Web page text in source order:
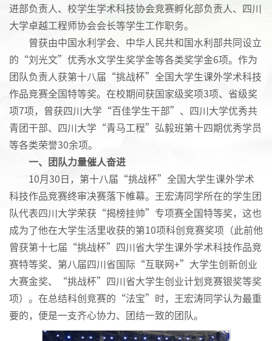
进部负责人、校学生学术科技协会竞赛孵化部负责人、四川
大学卓越工程师协会会长等学生工作职务。
曾获由中国水利学会、中华人民共和国水利部共同设立
的“刘光文”优秀水文学生奖学金等各类奖学金6项。作为
团队负责人获第十八届“挑战杯”全国大学生课外学术科技
作品竞赛全国特等奖。在校期间获国家级奖项3项、省级奖
项7项，曾获四川大学“百佳学生干部”、四川大学优秀共
青团干部、四川大学“青马工程”弘毅班第十四期优秀学员
等各类荣誉30余项。
一、团队力量催人奋进
10月30日，第十八届“挑战杯”全国大学生课外学术
科技作品竞赛终审决赛落下帷幕。王宏涛同学所在的学生团
队代表四川大学荣获“揭榜挂帅”专项赛全国特等奖，这也
成为了他在大学生活里收获的第10项科创竞赛奖项（此前他
曾获第十七届“挑战杯”四川省大学生课外学术科技作品竞
赛特等奖、第八届四川省国际“互联网+”大学生创新创业
大赛金奖、“挑战杯”四川省大学生创业计划竞赛银奖等奖
项）。在总结科创竞赛的“法宝”时，王宏涛同学认为最重
要的，便是一支齐心协力、团结一致的团队。